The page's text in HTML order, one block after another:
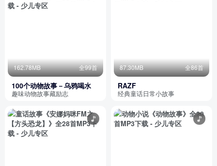
162.78MB 全99首
100个动物故事－乌鸦喝水
趣味动物故事藏励志
87.30MB 全86首
RAZF
经典童话日常小故事